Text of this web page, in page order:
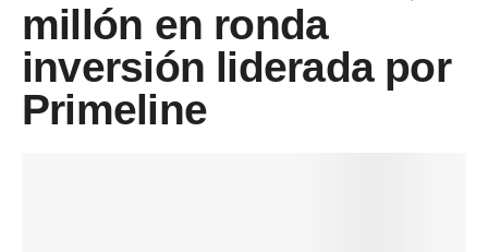
millón en ronda
inversión liderada por
Primeline